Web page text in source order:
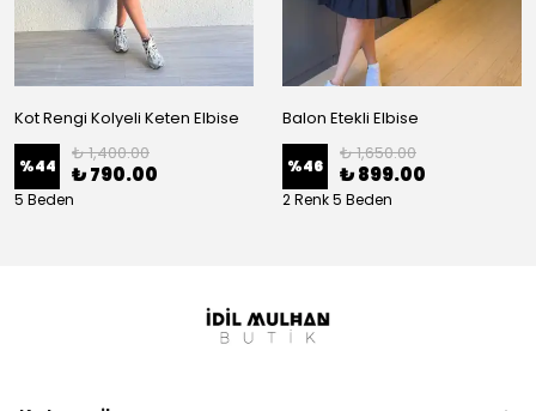
Kot Rengi Kolyeli Keten Elbise
%44
₺ 1,400.00
₺ 790.00
5 Beden
Balon Etekli Elbise
%46
₺ 1,650.00
₺ 899.00
2 Renk 5 Beden